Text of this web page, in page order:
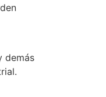
demás